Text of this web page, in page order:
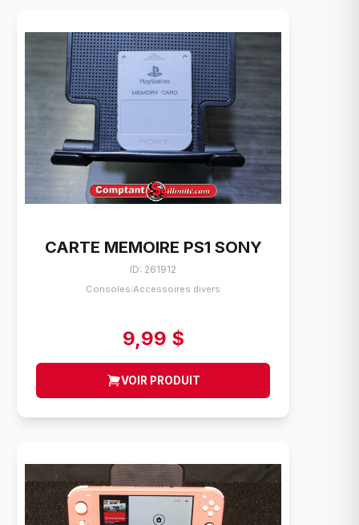
CARTE MEMOIRE PS1 SONY
ID: 261912
Consoles/Accessoires divers
9,99 $
VOIR PRODUIT